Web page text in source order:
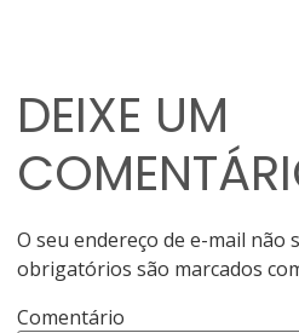
DEIXE UM
O seu endereço de e-mail não
obrigatórios são marcados
Comentário